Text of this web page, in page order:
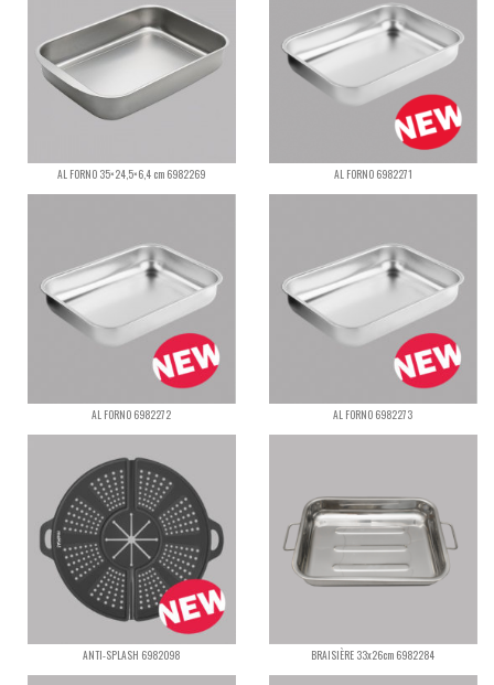
AL FORNO 35×24,5×6,4 cm 6982269 AL FORNO 6982271
AL FORNO 6982272 AL FORNO 6982273
ANTI-SPLASH 6982098 BRAISIÈRE 33x26cm 6982284